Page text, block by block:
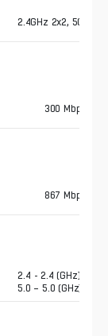
2.4GHz 2x2, 5GHz
300 Mbps
867 Mbps
2.4 - 2.4 (GHz) 1
5.0 – 5.0 (GHz) 2